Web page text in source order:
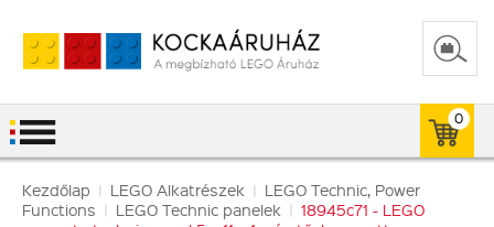
0
Kezdőlap | LEGO Alkatrészek | LEGO Technic, Power
Functions | LEGO Technic panelek | 18945c71 - LEGO